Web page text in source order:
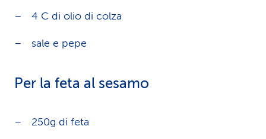
4 C di olio di colza
sale e pepe
Per la feta al sesamo
250g di feta